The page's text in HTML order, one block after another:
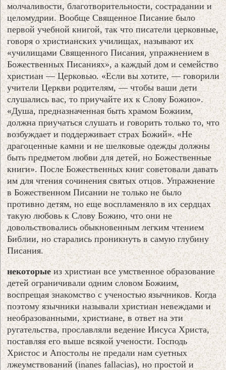
молчаливости, благотворительности, сострадании и
целомудрии. Вообще Священное Писание было
первой учебной книгой, так что писатели церковные,
говоря о христианских училищах, называют их
«училищами Священного Писания, упражнением в
Божественных Писаниях», а каждый дом и семейство
христиан — Церковью. «Если вы хотите, — говорили
учители Церкви родителям, — чтобы ваши дети
слушались вас, то приучайте их к Слову Божию».
«Душа, предназначенная быть храмом Божиим,
должна приучаться слушать и говорить только то, что
возбуждает и поддерживает страх Божий». «Не
драгоценные камни и не шелковые одежды должны
быть предметом любви для детей, но Божественные
книги». После Божественных книг советовали давать
им для чтения сочинения святых отцов. Упражнение
в Божественном Писании не только не было
противно детям, но еще воспламеняло в их сердцах
такую любовь к Слову Божию, что они не
довольствовались обыкновенным легким чтением
Библии, но старались проникнуть в самую глубину
Писания.
некоторыеиз христиан все умственное образование
детей ограничивали одним словом Божиим,
воспрещая знакомство с ученостью язычников. Когда
поэтому язычники называли христиан невеждами и
необразованными, христиане, в ответ на эти
ругательства, прославляли ведение Иисуса Христа,
поставляя его выше всякой учености. Господь
Христос и Апостолы не предали нам суетных
лжеумствований (inanes fallacias), но простой и